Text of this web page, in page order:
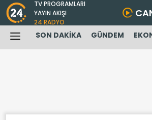
TV PROGRAMLARI
YAYIN AKIŞI
24 RADYO
SON DAKİKA GÜNDEM